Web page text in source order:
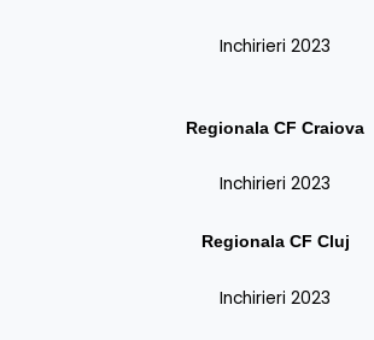
Inchirieri 2023
Regionala CF Craiova
Inchirieri 2023
Regionala CF Cluj
Inchirieri 2023